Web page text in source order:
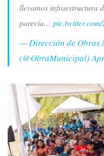
llevamos infraestructura
parecía…
— Dirección de Obras
(@ObraMunicipal)